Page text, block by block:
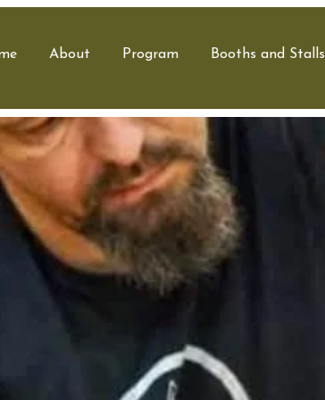
About Program Booths and Stalls